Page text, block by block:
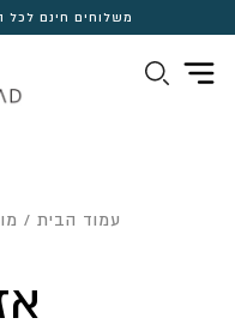
משלוחים חינם לכל הארץ | 12
עמוד הבית /